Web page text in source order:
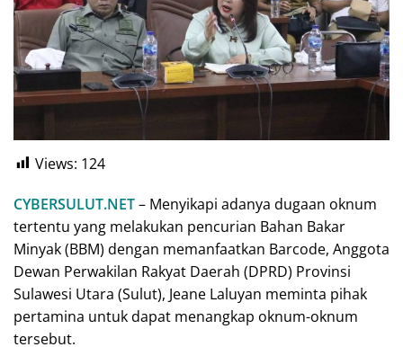
Views: 124
CYBERSULUT.NET– Menyikapi adanya dugaan oknum
tertentu yang melakukan pencurian Bahan Bakar
Minyak (BBM) dengan memanfaatkan Barcode, Anggota
Dewan Perwakilan Rakyat Daerah (DPRD) Provinsi
Sulawesi Utara (Sulut), Jeane Laluyan meminta pihak
pertamina untuk dapat menangkap oknum-oknum
tersebut.